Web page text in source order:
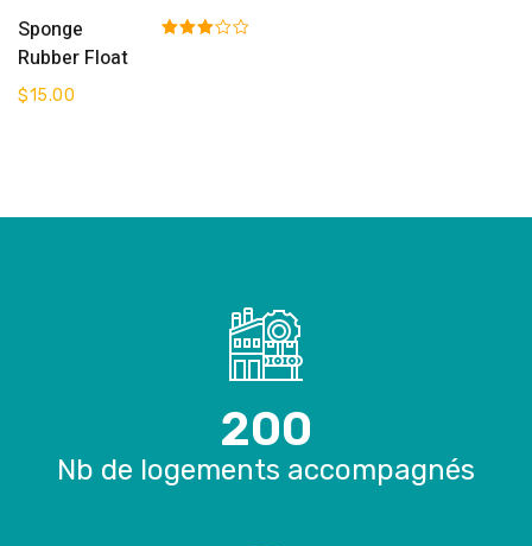
Add To Cart
Sponge
Rubber Float
$15.00
200
Nb de logements accompagnés